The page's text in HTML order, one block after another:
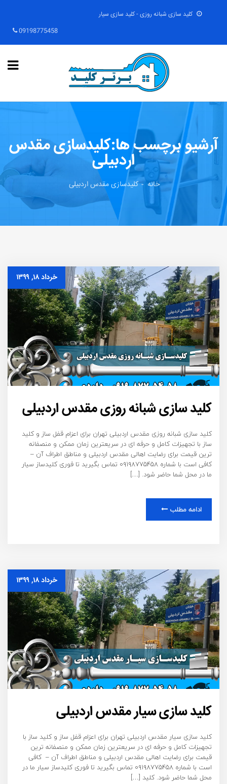
کلید سازی شبانه روزی - کلید سازی سیار
09198775458
آرشیو برچسب ها:کلیدسازی مقدس
اردبیلی
خانه کلیدسازی مقدس اردبیلی
خرداد ۱۸, ۱۳۹۹
کلید سازی شبانه روزی مقدس اردبیلی
کلید سازی شبانه روزی مقدس اردبیلی تهران برای اعزام قفل ساز و کلید
ساز با تجهیزات کامل و حرفه ای در سریعترین زمان ممکن و منصفانه
ترین قیمت برای رضایت اهالی مقدس اردبیلی و مناطق اطراف آن –
کافی است با شماره ۰۹۱۹۸۷۷۵۴۵۸ تماس بگیرید تا فوری کلیدساز سیار
ما در محل شما حاضر شود. […]
ادامه مطلب
خرداد ۱۸, ۱۳۹۹
کلید سازی سیار مقدس اردبیلی
کلید سازی سیار مقدس اردبیلی تهران برای اعزام قفل ساز و کلید ساز با
تجهیزات کامل و حرفه ای در سریعترین زمان ممکن و منصفانه ترین
قیمت برای رضایت اهالی مقدس اردبیلی و مناطق اطراف آن – کافی
است با شماره ۰۹۱۹۸۷۷۵۴۵۸ تماس بگیرید تا فوری کلیدساز سیار ما در
محل شما حاضر شود. کلید […]